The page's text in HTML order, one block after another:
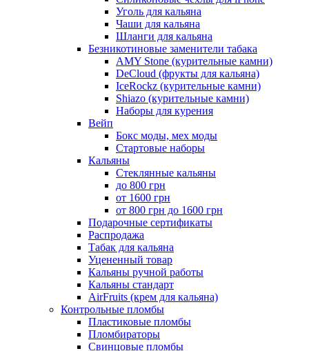
Уголь для кальяна
Чаши для кальяна
Шланги для кальяна
Безникотиновые заменители табака
AMY Stone (курительные камни)
DeCloud (фрукты для кальяна)
IceRockz (курительные камни)
Shiazo (курительные камни)
Наборы для курения
Вейп
Бокс моды, мех моды
Стартовые наборы
Кальяны
Стеклянные кальяны
до 800 грн
от 1600 грн
от 800 грн до 1600 грн
Подарочные сертификаты
Распродажа
Табак для кальяна
Уцененный товар
Кальяны ручной работы
Кальяны стандарт
AirFruits (крем для кальяна)
Контрольные пломбы
Пластиковые пломбы
Пломбираторы
Свинцовые пломбы